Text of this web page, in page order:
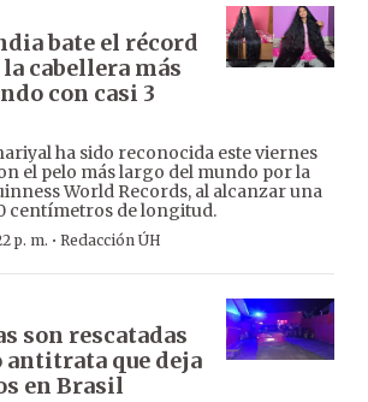
bate el récord
cabellera más
con casi 3
ha sido reconocida este viernes
el pelo más largo del mundo por la
World Records, al alcanzar una
centímetros de longitud.
p. m. · Redacción ÚH
son rescatadas
antitrata que deja
en Brasil